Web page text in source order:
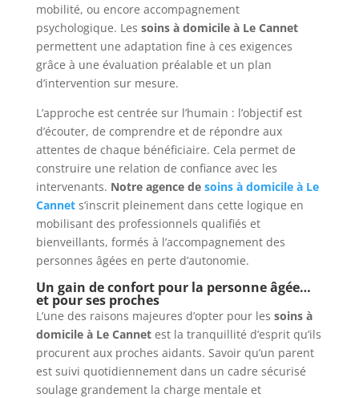
mobilité, ou encore accompagnement
psychologique. Les soins à domicile à Le Cannet
permettent une adaptation fine à ces exigences
grâce à une évaluation préalable et un plan
d’intervention sur mesure.
L’approche est centrée sur l’humain : l’objectif est
d’écouter, de comprendre et de répondre aux
attentes de chaque bénéficiaire. Cela permet de
construire une relation de confiance avec les
intervenants. Notre agence de soins à domicile à Le
Cannets’inscrit pleinement dans cette logique en
mobilisant des professionnels qualifiés et
bienveillants, formés à l’accompagnement des
personnes âgées en perte d’autonomie.
Un gain de confort pour la personne âgée…
et pour ses proches
L’une des raisons majeures d’opter pour les soins à
domicile à Le Cannetest la tranquillité d’esprit qu’ils
procurent aux proches aidants. Savoir qu’un parent
est suivi quotidiennement dans un cadre sécurisé
soulage grandement la charge mentale et